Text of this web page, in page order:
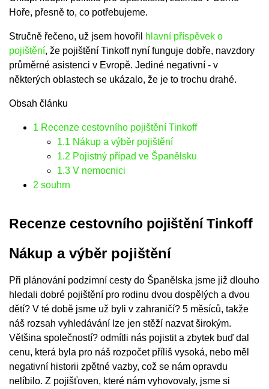
Hoře, přesně to, co potřebujeme.
Stručně řečeno, už jsem hovořil
hlavní příspěvek o
pojištění, že pojištění Tinkoff nyní funguje dobře, navzdory
průměrné asistenci v Evropě. Jediné negativní - v
některých oblastech se ukázalo, že je to trochu drahé.
Obsah článku
1 Recenze cestovního pojištění Tinkoff
1.1 Nákup a výběr pojištění
1.2 Pojistný případ ve Španělsku
1.3 V nemocnici
2 souhrn
Recenze cestovního pojištění Tinkoff
Nákup a výběr pojištění
Při plánování podzimní cesty do Španělska jsme již dlouho
hledali dobré pojištění pro rodinu dvou dospělých a dvou
dětí? V té době jsme už byli v zahraničí? 5 měsíců, takže
náš rozsah vyhledávání lze jen stěží nazvat širokým.
Většina společností? odmítli nás pojistit a zbytek buď dal
cenu, která byla pro náš rozpočet příliš vysoká, nebo měl
negativní historii zpětné vazby, což se nám opravdu
nelíbilo. Z pojišťoven, které nám vyhovovaly, jsme si